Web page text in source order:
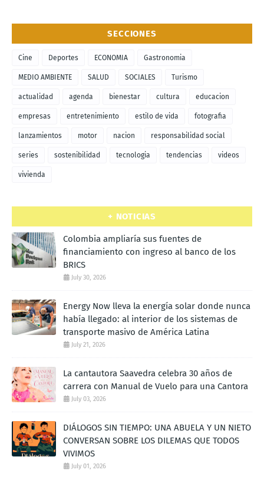
SECCIONES
Cine Deportes ECONOMIA Gastronomia
MEDIO AMBIENTE SALUD SOCIALES Turismo
actualidad agenda bienestar cultura educacion
empresas entretenimiento estilo de vida fotografia
lanzamientos motor nacion responsabilidad social
series sostenibilidad tecnologia tendencias videos
vivienda
+ NOTICIAS
Colombia ampliaría sus fuentes de
financiamiento con ingreso al banco de los
BRICS
July 30, 2026
Energy Now lleva la energía solar donde nunca
había llegado: al interior de los sistemas de
transporte masivo de América Latina
July 21, 2026
La cantautora Saavedra celebra 30 años de
carrera con Manual de Vuelo para una Cantora
July 03, 2026
DIÁLOGOS SIN TIEMPO: UNA ABUELA Y UN NIETO
CONVERSAN SOBRE LOS DILEMAS QUE TODOS
VIVIMOS
July 01, 2026